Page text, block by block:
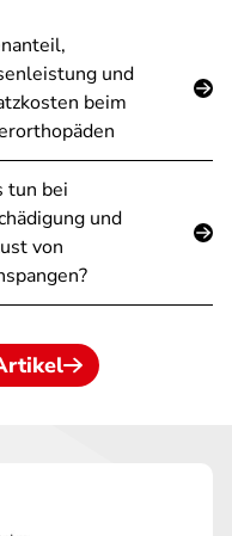
und
beim
tun bei
und
von